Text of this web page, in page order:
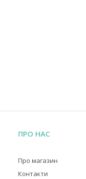
ПРО НАС
Про магазин
Контакти